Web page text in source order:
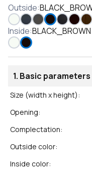
Outside:
Inside:BLACK_BROWN
1. Basic parameters
Size (width x height):
Opening:
Complectation:
Outside color:
Inside color: